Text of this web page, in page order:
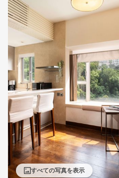
すべての写真を表示